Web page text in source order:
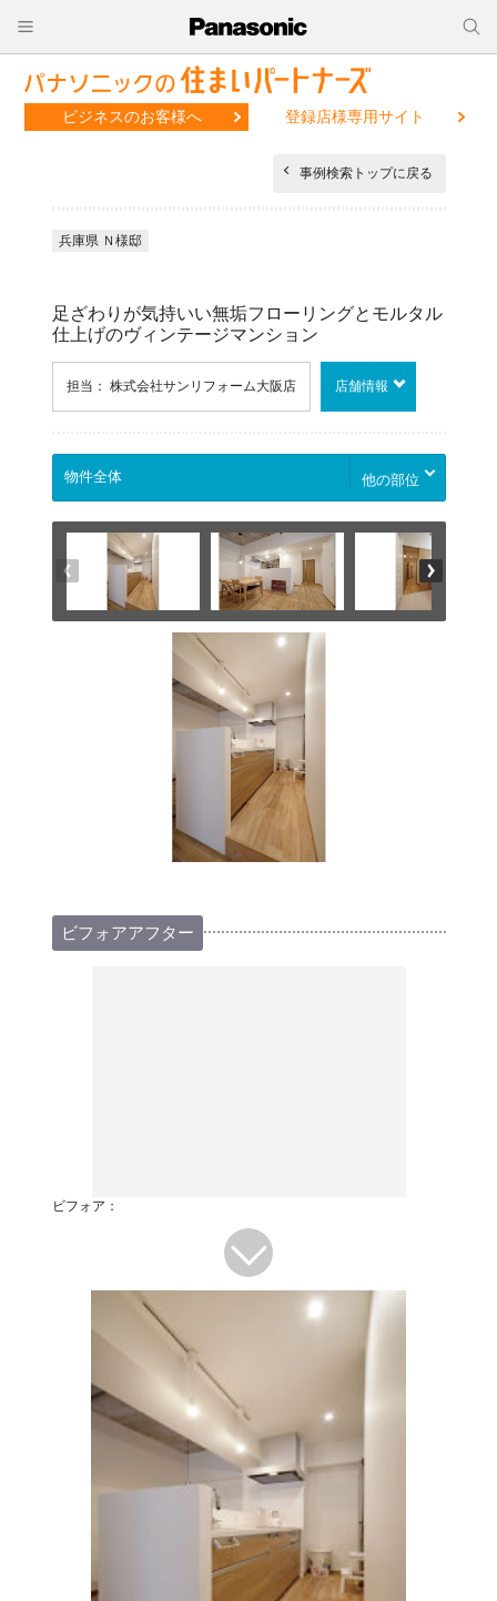
ビジネスのお客様へ 登録店様専用サイト
事例検索トップに戻る
兵庫県 Ｎ様邸
足ざわりが気持いい無垢フローリングとモルタル
仕上げのヴィンテージマンション
担当： 株式会社サンリフォーム大阪店 店舗情報
他の部位
ビフォアアフター
ビフォア：